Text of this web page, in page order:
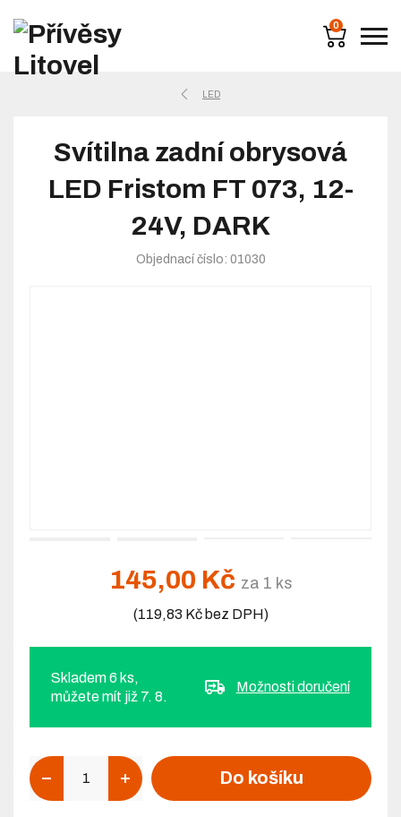
0
LED
Svítilna zadní obrysová
LED Fristom FT 073, 12-
24V, DARK
Objednací číslo: 01030
145,00 Kč za 1 ks
(119,83 Kč bez DPH)
Skladem 6 ks,
můžete mít již 7. 8.
Možnosti doručení
Do košíku